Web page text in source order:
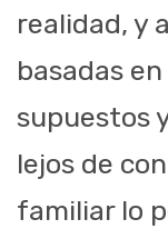
realidad, y
basadas
supuestos
lejos de
familiar lo